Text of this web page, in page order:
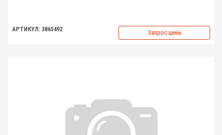
АРТИКУЛ: 3865492 Запрос цены